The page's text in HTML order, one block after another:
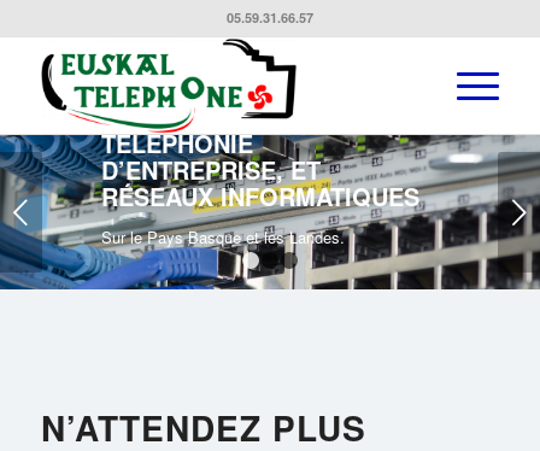
05.59.31.66.57
SPÉCIALISTE EN
TÉLÉCOMMUNICATIONS :
TÉLÉPHONIE
D’ENTREPRISE, ET
RÉSEAUX INFORMATIQUES
Sur le Pays Basque et les Landes.
Suivant
1 2 3
N’ATTENDEZ PLUS